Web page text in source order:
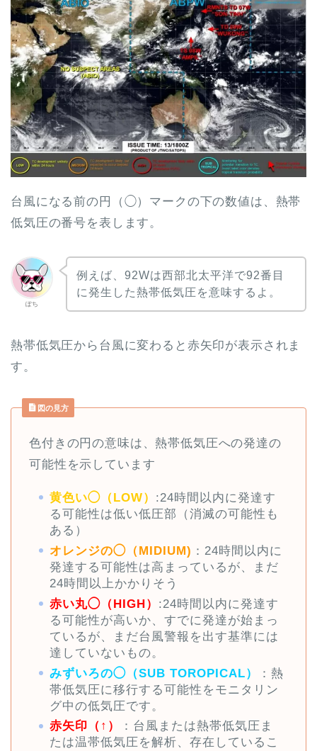
台風になる前の円（◯）マークの下の数値は、熱帯
低気圧の番号を表します。
ぽち
例えば、92Wは西部北太平洋で92番目
に発生した熱帯低気圧を意味するよ。
熱帯低気圧から台風に変わると赤矢印が表示されま
す。
図の見方
色付きの円の意味は、熱帯低気圧への発達の
可能性を示しています
黄色い◯（LOW） :24時間以内に発達す
る可能性は低い低圧部（消滅の可能性も
ある）
オレンジの◯（MIDIUM) ：24時間以内に
発達する可能性は高まっているが、まだ
24時間以上かかりそう
赤い丸◯（HIGH） :24時間以内に発達す
る可能性が高いか、すでに発達が始まっ
ているが、まだ台風警報を出す基準には
達していないもの。
みずいろの◯（SUB TOROPICAL）
：熱
帯低気圧に移行する可能性をモニタリン
グ中の低気圧です。
赤矢印（↑）
：台風または熱帯低気圧ま
たは温帯低気圧を解析、存在しているこ